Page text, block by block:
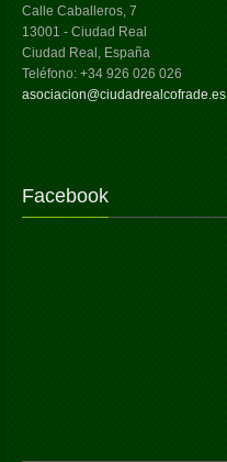
Calle Caballeros, 7
13001 - Ciudad Real
Ciudad Real, España
Teléfono: +34 926 026 026
asociacion@ciudadrealcofrade.es
Facebook